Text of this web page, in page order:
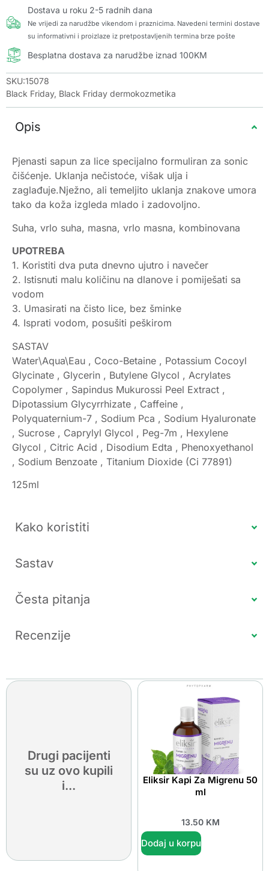
Dostava u roku 2-5 radnih dana
Ne vrijedi za narudžbe vikendom i praznicima. Navedeni termini dostave
su informativni i proizlaze iz pretpostavljenih termina brze pošte
Besplatna dostava za narudžbe iznad 100KM
SKU:15078
Black Friday, Black Friday dermokozmetika
Opis
Pjenasti sapun za lice specijalno formuliran za sonic
čišćenje. Uklanja nečistoće, višak ulja i
zaglađuje.Nježno, ali temeljito uklanja znakove umora
tako da koža izgleda mlado i zadovoljno.
Suha, vrlo suha, masna, vrlo masna, kombinovana
UPOTREBA
1. Koristiti dva puta dnevno ujutro i navečer
2. Istisnuti malu količinu na dlanove i pomiješati sa
vodom
3. Umasirati na čisto lice, bez šminke
4. Isprati vodom, posušiti peškirom
SASTAV
Water\Aqua\Eau , Coco-Betaine , Potassium Cocoyl
Glycinate , Glycerin , Butylene Glycol , Acrylates
Copolymer , Sapindus Mukurossi Peel Extract ,
Dipotassium Glycyrrhizate , Caffeine ,
Polyquaternium-7 , Sodium Pca , Sodium Hyaluronate
, Sucrose , Caprylyl Glycol , Peg-7m , Hexylene
Glycol , Citric Acid , Disodium Edta , Phenoxyethanol
, Sodium Benzoate , Titanium Dioxide (Ci 77891)
125ml
Kako koristiti
Sastav
Česta pitanja
Recenzije
Drugi pacijenti
su uz ovo kupili
i...
Eliksir Kapi Za Migrenu 50
ml
13.50 KM
Dodaj u korpu